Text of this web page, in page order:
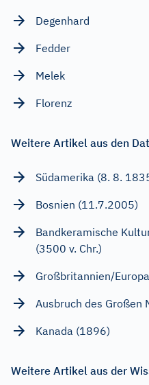
Degenhard
Fedder
Melek
Florenz
Weitere Artikel aus den
Südamerika (8. 8.
Bosnien (11.7.2005)
Bandkeramische
(3500 v. Chr.)
Großbritannien/
Ausbruch des Großen
Kanada (1896)
Weitere Artikel aus der